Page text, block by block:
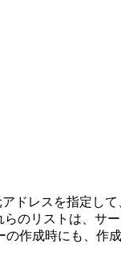
ドレスを指定し
のリストは、サ
作成時にも、作